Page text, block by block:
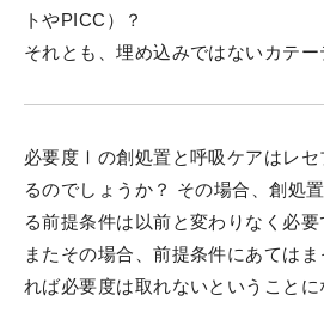
トやPICC）？
それとも、埋め込みではないカテー
必要度Ⅰの創処置と呼吸ケアはレセ
るのでしょうか？ その場合、創処
る前提条件は以前と変わりなく必要
またその場合、前提条件にあては
れば必要度は取れないということに